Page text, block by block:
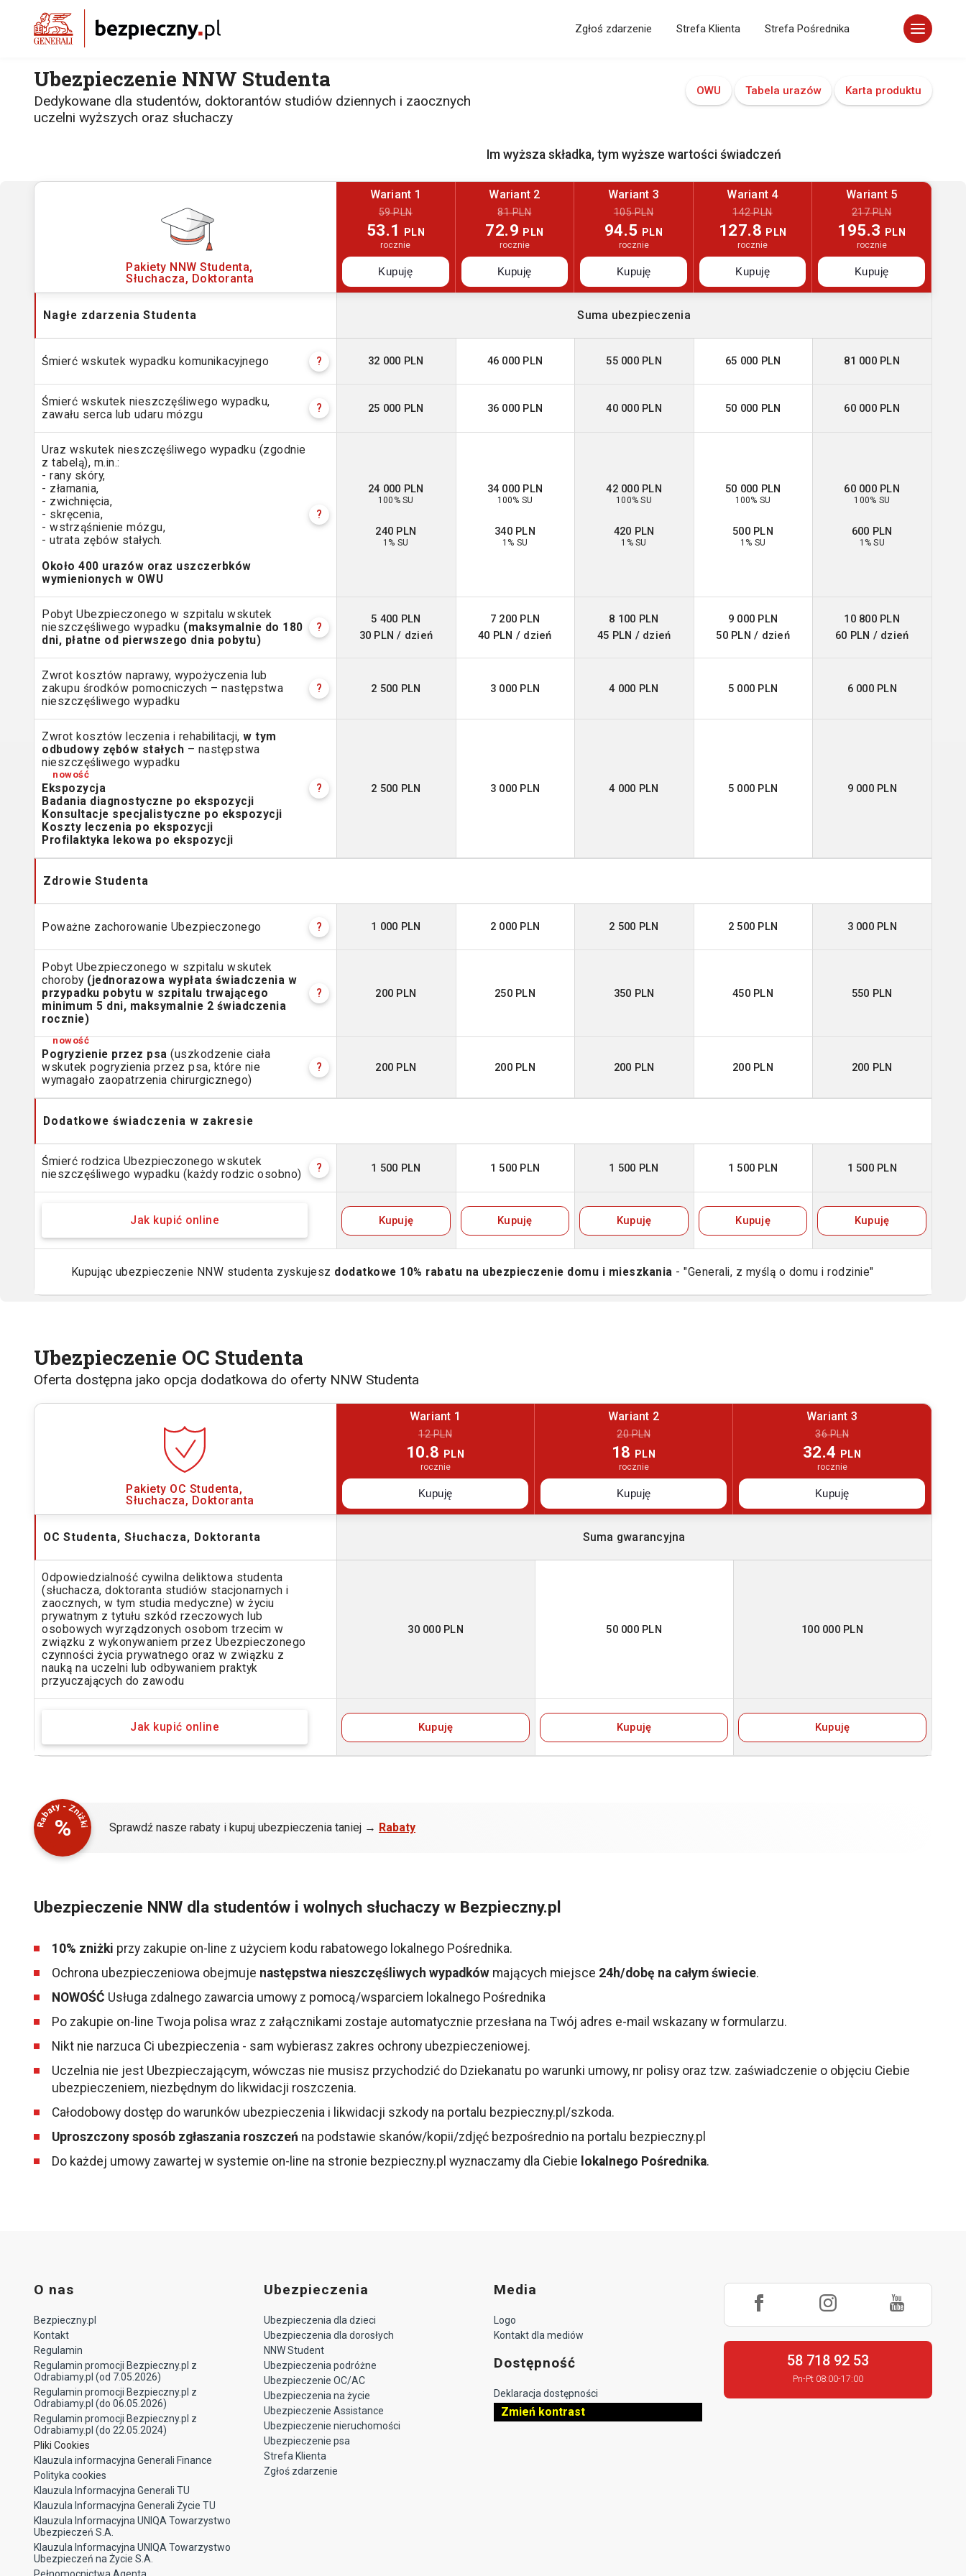
Zgłoś zdarzenie Strefa Klienta Strefa Pośrednika
Ubezpieczenie NNW Studenta
Dedykowane dla studentów, doktorantów studiów dziennych i zaocznych
uczelni wyższych oraz słuchaczy
OWU Tabela urazów Karta produktu
Im wyższa składka, tym wyższe wartości świadczeń
Pakiety NNWStudenta,
Słuchacza, Doktoranta
Wariant 1
59 PLN
53.1 PLN
rocznie
Kupuję
Wariant 2
81 PLN
72.9 PLN
rocznie
Kupuję
Wariant 3
105 PLN
94.5 PLN
rocznie
Kupuję
Wariant 4
142 PLN
127.8 PLN
rocznie
Kupuję
Wariant 5
217 PLN
195.3 PLN
rocznie
Kupuję
Nagłe zdarzenia Studenta Suma ubezpieczenia
Śmierć wskutek wypadku komunikacyjnego ? 32 000 PLN 46 000 PLN 55 000 PLN 65 000 PLN 81 000 PLN
Śmierć wskutek nieszczęśliwego wypadku,
zawału serca lub udaru mózgu
? 25 000 PLN 36 000 PLN 40 000 PLN 50 000 PLN 60 000 PLN
Uraz wskutek nieszczęśliwego wypadku (zgodnie
z tabelą), m.in.:
- rany skóry,
- złamania,
- zwichnięcia,
- skręcenia,
- wstrząśnienie mózgu,
- utrata zębów stałych.
Około 400 urazów oraz uszczerbków
wymienionych w OWU
?
24 000 PLN
100% SU
240 PLN
1% SU
34 000 PLN
100% SU
340 PLN
1% SU
42 000 PLN
100% SU
420 PLN
1% SU
50 000 PLN
100% SU
500 PLN
1% SU
60 000 PLN
100% SU
600 PLN
1% SU
Pobyt Ubezpieczonego w szpitalu wskutek
nieszczęśliwego wypadku (maksymalnie do 180
dni, płatne od pierwszego dnia pobytu)
?
5 400 PLN
30 PLN / dzień
7 200 PLN
40 PLN / dzień
8 100 PLN
45 PLN / dzień
9 000 PLN
50 PLN / dzień
10 800 PLN
60 PLN / dzień
Zwrot kosztów naprawy, wypożyczenia lub
zakupu środków pomocniczych – następstwa
nieszczęśliwego wypadku
? 2 500 PLN 3 000 PLN 4 000 PLN 5 000 PLN 6 000 PLN
Zwrot kosztów leczenia i rehabilitacji, w tym
odbudowy zębów stałych – następstwa
nieszczęśliwego wypadku
Ekspozycja
Badania diagnostyczne po ekspozycji
Konsultacje specjalistyczne po ekspozycji
Koszty leczenia po ekspozycji
Profilaktyka lekowa po ekspozycji
? 2 500 PLN 3 000 PLN 4 000 PLN 5 000 PLN 9 000 PLN
Zdrowie Studenta
Poważne zachorowanie Ubezpieczonego ? 1 000 PLN 2 000 PLN 2 500 PLN 2 500 PLN 3 000 PLN
Pobyt Ubezpieczonego w szpitalu wskutek
choroby (jednorazowa wypłata świadczenia w
przypadku pobytu w szpitalu trwającego
minimum 5 dni, maksymalnie 2 świadczenia
rocznie)
? 200 PLN 250 PLN 350 PLN 450 PLN 550 PLN
Pogryzienie przez psa (uszkodzenie ciała
wskutek pogryzienia przez psa, które nie
wymagało zaopatrzenia chirurgicznego)
? 200 PLN 200 PLN 200 PLN 200 PLN 200 PLN
Dodatkowe świadczenia w zakresie
Śmierć rodzica Ubezpieczonego wskutek
nieszczęśliwego wypadku (każdy rodzic osobno)
? 1 500 PLN 1 500 PLN 1 500 PLN 1 500 PLN 1 500 PLN
Jak kupić online Kupuję Kupuję Kupuję Kupuję Kupuję
Kupując ubezpieczenie NNW studenta zyskujesz dodatkowe 10% rabatu na ubezpieczenie domu i mieszkania - "Generali, z myślą o domu i rodzinie"
Ubezpieczenie OC Studenta
Oferta dostępna jako opcja dodatkowa do oferty NNW Studenta
Pakiety OC Studenta,
Słuchacza, Doktoranta
Wariant 1
12 PLN
10.8 PLN
rocznie
Kupuję
Wariant 2
20 PLN
18 PLN
rocznie
Kupuję
Wariant 3
36 PLN
32.4 PLN
rocznie
Kupuję
OC Studenta, Słuchacza, Doktoranta Suma gwarancyjna
Odpowiedzialność cywilna deliktowa studenta
(słuchacza, doktoranta studiów stacjonarnych i
zaocznych, w tym studia medyczne) w życiu
prywatnym z tytułu szkód rzeczowych lub
osobowych wyrządzonych osobom trzecim w
związku z wykonywaniem przez Ubezpieczonego
czynności życia prywatnego oraz w związku z
nauką na uczelni lub odbywaniem praktyk
przyuczających do zawodu
30 000 PLN 50 000 PLN 100 000 PLN
Jak kupić online Kupuję Kupuję Kupuję
%
Rabaty - Zniżki Sprawdź nasze rabaty i kupuj ubezpieczenia taniej → Rabaty
Ubezpieczenie NNW dla studentów i wolnych słuchaczy w Bezpieczny.pl
10% zniżki przy zakupie on-line z użyciem kodu rabatowego lokalnego Pośrednika.
Ochrona ubezpieczeniowa obejmuje następstwa nieszczęśliwych wypadków mających miejsce 24h/dobę na całym świecie.
NOWOŚĆ Usługa zdalnego zawarcia umowy z pomocą/wsparciem lokalnego Pośrednika
Po zakupie on-line Twoja polisa wraz z załącznikami zostaje automatycznie przesłana na Twój adres e-mail wskazany w formularzu.
Nikt nie narzuca Ci ubezpieczenia - sam wybierasz zakres ochrony ubezpieczeniowej.
Uczelnia nie jest Ubezpieczającym, wówczas nie musisz przychodzić do Dziekanatu po warunki umowy, nr polisy oraz tzw. zaświadczenie o objęciu Ciebie
ubezpieczeniem, niezbędnym do likwidacji roszczenia.
Całodobowy dostęp do warunków ubezpieczenia i likwidacji szkody na portalu bezpieczny.pl/szkoda.
Uproszczony sposób zgłaszania roszczeń na podstawie skanów/kopii/zdjęć bezpośrednio na portalu bezpieczny.pl
Do każdej umowy zawartej w systemie on-line na stronie bezpieczny.pl wyznaczamy dla Ciebie lokalnego Pośrednika.
O nas
Bezpieczny.pl
Kontakt
Regulamin
Regulamin promocji Bezpieczny.pl z
Odrabiamy.pl (od 7.05.2026)
Regulamin promocji Bezpieczny.pl z
Odrabiamy.pl (do 06.05.2026)
Regulamin promocji Bezpieczny.pl z
Odrabiamy.pl (do 22.05.2024)
Pliki Cookies
Klauzula informacyjna Generali Finance
Polityka cookies
Klauzula Informacyjna Generali TU
Klauzula Informacyjna Generali Życie TU
Klauzula Informacyjna UNIQA Towarzystwo
Ubezpieczeń S.A.
Klauzula Informacyjna UNIQA Towarzystwo
Ubezpieczeń na Życie S.A.
Ubezpieczenia
Ubezpieczenia dla dzieci
Ubezpieczenia dla dorosłych
NNW Student
Ubezpieczenia podróżne
Ubezpieczenie OC/AC
Ubezpieczenia na życie
Ubezpieczenie Assistance
Ubezpieczenie nieruchomości
Ubezpieczenie psa
Strefa Klienta
Zgłoś zdarzenie
Media
Logo
Kontakt dla mediów
Dostępność
Deklaracja dostępności
Zmień kontrast
58 718 92 53
Pn-Pt 08:00-17:00